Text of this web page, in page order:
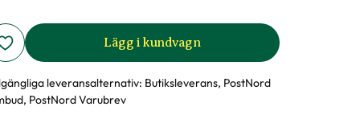
Lägg i kundvagn
leveransalternativ: Butiksleverans, PostNord
PostNord Varubrev